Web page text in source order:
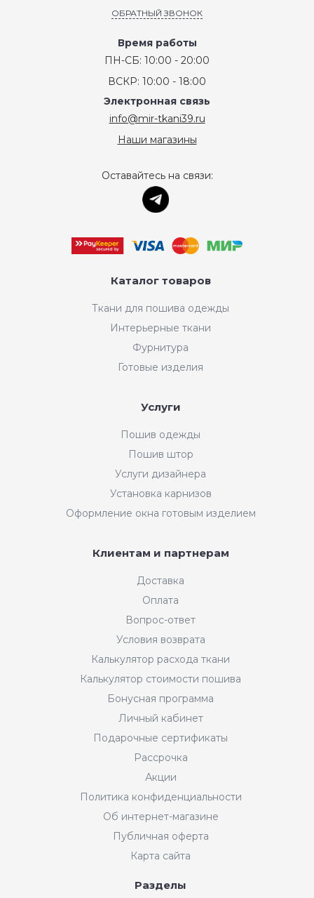
ОБРАТНЫЙ ЗВОНОК
Время работы
ПН-СБ: 10:00 - 20:00
ВСКР: 10:00 - 18:00
Электронная связь
info@mir-tkani39.ru
Наши магазины
Оставайтесь на связи:
Каталог товаров
Ткани для пошива одежды
Интерьерные ткани
Фурнитура
Готовые изделия
Услуги
Пошив одежды
Пошив штор
Услуги дизайнера
Установка карнизов
Оформление окна готовым изделием
Клиентам и партнерам
Доставка
Оплата
Вопрос-ответ
Условия возврата
Калькулятор расхода ткани
Калькулятор стоимости пошива
Бонусная программа
Личный кабинет
Подарочные сертификаты
Рассрочка
Акции
Политика конфиденциальности
Об интернет-магазине
Публичная оферта
Карта сайта
Разделы